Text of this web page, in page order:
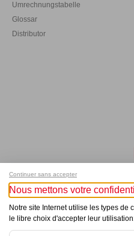
Umrechnungstabelle
Glossar
Distributor
Continuer sans accepter
Nous mettons votre
Notre site Internet utilise les types de
le libre choix d'accepter leur